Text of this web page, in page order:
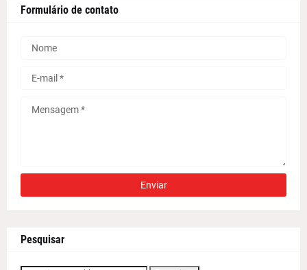
Formulário de contato
Pesquisar